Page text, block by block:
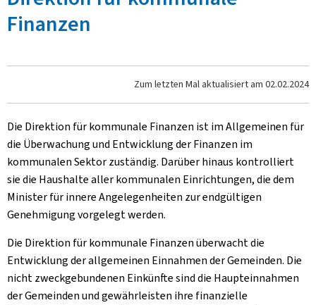
Finanzen
Zum letzten Mal aktualisiert am 02.02.2024
Die Direktion für kommunale Finanzen ist im Allgemeinen für
die Überwachung und Entwicklung der Finanzen im
kommunalen Sektor zuständig. Darüber hinaus kontrolliert
sie die Haushalte aller kommunalen Einrichtungen, die dem
Minister für innere Angelegenheiten zur endgültigen
Genehmigung vorgelegt werden.
Die Direktion für kommunale Finanzen überwacht die
Entwicklung der allgemeinen Einnahmen der Gemeinden. Die
nicht zweckgebundenen Einkünfte sind die Haupteinnahmen
der Gemeinden und gewährleisten ihre finanzielle